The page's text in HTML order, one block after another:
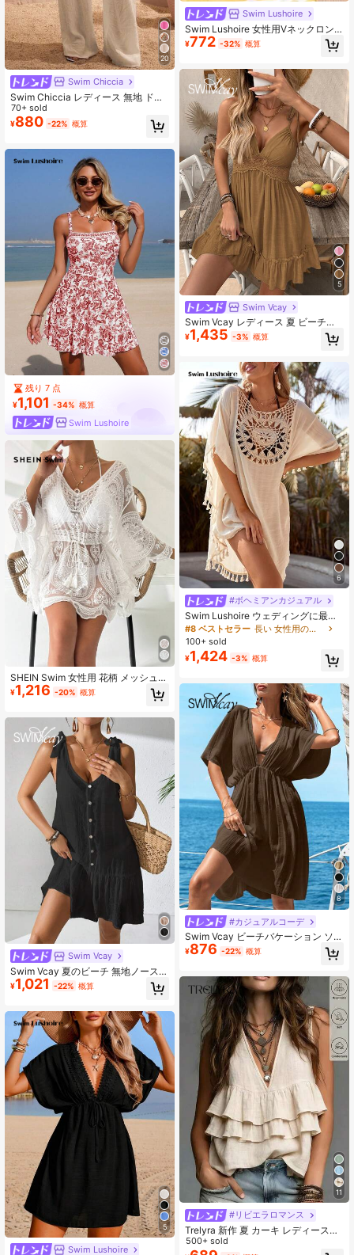
20
Swim Chiccia
Swim Chiccia レディース 無地 ドロ
ーストリング ウエスト ルーズ カジ
ュアル ビーチカバーアップ (パンツ
のみ) 夏
70+ sold
¥880 -22% 概算
残り 7 点
¥1,101 -34% 概算
Swim Lushoire
SHEIN Swim 女性用 花柄 メッシュV
ネック バットウィングスリーブ 透け
感 メッシュカバーアップドレス 夏の
¥1,216 -20% 概算
Swim Vcay
Swim Vcay 夏のビーチ 無地ノースリ
ーブ肩バンドシェルボタンフリルヘ
ムバカンスカフタンワンピース(レデ
¥1,021 -22% 概算
5
Swim Lushoire
Swim Lushoire
Swim Lushoire 女性用Vネックロン
パース バットウィングスリーブ ウエ
ストシャーリング ショーツ付き、上
¥772 -32% 概算
5
Swim Vcay
Swim Vcay レディース 夏 ビーチバ
ケーション 無地 レース切り替え フ
リルヘム リボンストラップ カバーア
¥1,435 -3% 概算
6
#ボヘミアンカジュアル
Swim Lushoire ウェディングに最適
フリンジ付き クロシェパネル カバー
アップ ドレス
#8 ベストセラー
長い 女性用のカバーアップ
100+ sold
¥1,424 -3% 概算
8
#カジュアルコーデ
Swim Vcay ビーチバケーション ソリ
ッドカラー バットウィング スリーブ
カバーアップドレス
¥876 -22% 概算
11
#リビエラロマンス
Trelyra 新作 夏 カーキ レディースベ
スト、エレガントカジュアル ノース
リーブトップス、ミニマリストシッ
500+ sold